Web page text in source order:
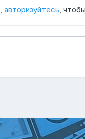
авторизуйтесь ,